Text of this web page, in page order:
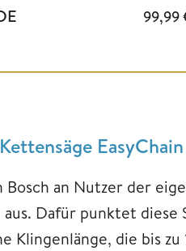
99,99
EasyChain
an Nutzer der
Dafür punktet diese
Klingenlänge, die bis